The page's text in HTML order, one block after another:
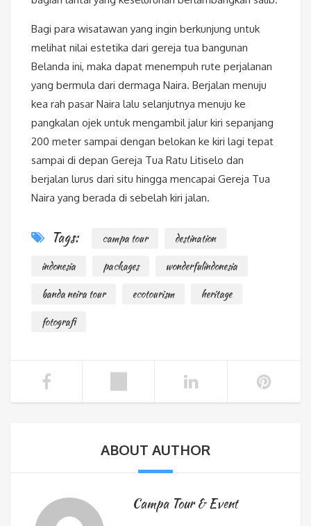
Bagi para wisatawan yang ingin berkunjung untuk
melihat nilai estetika dari gereja tua bangunan
Belanda ini, maka dapat menempuh rute perjalanan
yang bermula dari dermaga Naira. Berjalan menuju
kea rah pasar Naira lalu selanjutnya menuju ke
pangkalan ojek untuk mengambil jalur kiri sepanjang
200 meter sampai dengan belokan ke kiri lagi tepat
sampai di depan Gereja Tua Ratu Litiselo dan
berjalan lurus dari situ hingga mencapai Gereja Tua
Naira yang berada di sebelah kiri jalan.
Tags: campa tour
destination
indonesia
packages
wonderfulindonesia
banda neira tour
ecotourism
heritage
fotografi
ABOUT AUTHOR
Campa Tour & Event